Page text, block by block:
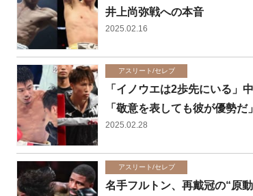
井上尚弥戦への本音
2025.02.16
アスリート/セレブ
「イノウエは2歩先にいる
「敬意を表しても彼が優勢だ」
2025.02.28
アスリート/セレブ
名手フルトン、再戴冠の“原